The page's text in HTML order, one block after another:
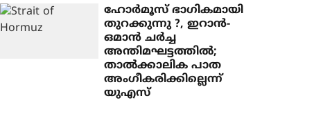
ഹോര്‍മൂസ് ഭാഗികമായി
തുറക്കുന്നു ?, ഇറാന്‍-
ഒമാന്‍ ചര്‍ച്ച
അന്തിമഘട്ടത്തില്‍;
താല്‍ക്കാലിക പാത
അംഗീകരിക്കില്ലെന്ന്
യുഎസ്